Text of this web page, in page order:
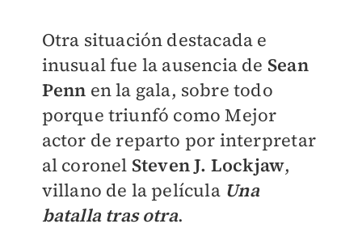
Otra situación destacada e
inusual fue la ausencia de Sean
Penn en la gala, sobre todo
porque triunfó como Mejor
actor de reparto por interpretar
al coronel Steven J. Lockjaw,
villano de la película Una
batalla tras otra.